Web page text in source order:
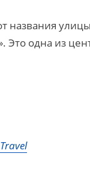
названия
Это одна из